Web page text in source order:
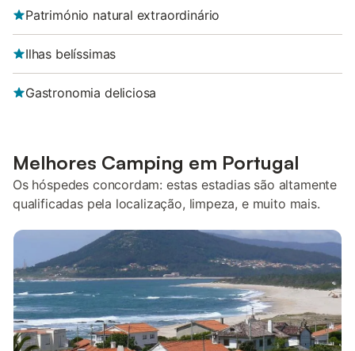
Património natural extraordinário
Ilhas belíssimas
Gastronomia deliciosa
Melhores Camping em Portugal
Os hóspedes concordam: estas estadias são altamente
qualificadas pela localização, limpeza, e muito mais.